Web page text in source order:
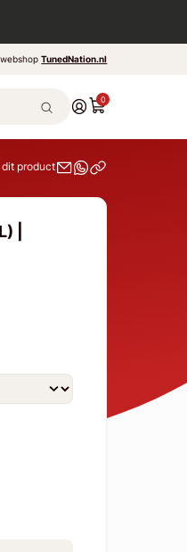
webshopTunedNation.nl
0
dit product
|